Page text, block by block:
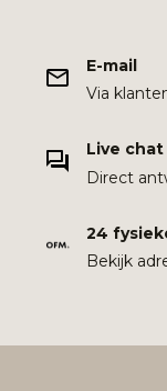
E-mail
Via
Live chat
Direct
24
Bekijk